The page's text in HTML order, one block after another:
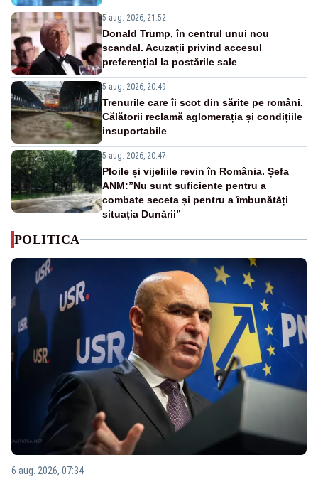
5 aug. 2026, 21:52
Donald Trump, în centrul unui nou
scandal. Acuzații privind accesul
preferențial la postările sale
5 aug. 2026, 20:49
Trenurile care îi scot din sărite pe români.
Călătorii reclamă aglomerația și condițiile
insuportabile
5 aug. 2026, 20:47
Ploile și vijeliile revin în România. Șefa
ANM:”Nu sunt suficiente pentru a
combate seceta și pentru a îmbunătăți
situația Dunării”
POLITICA
6 aug. 2026, 07:34